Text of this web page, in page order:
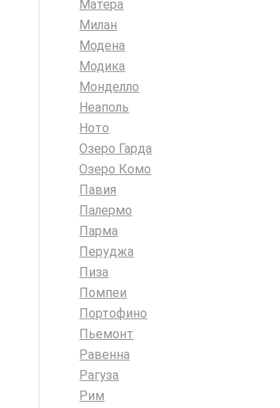
Матера
Милан
Модена
Модика
Монделло
Неаполь
Ното
Озеро Гарда
Озеро Комо
Павия
Палермо
Парма
Перуджа
Пиза
Помпеи
Портофино
Пьемонт
Равенна
Рагуза
Рим